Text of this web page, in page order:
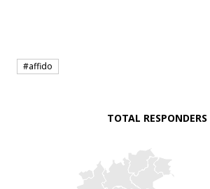
#affido
TOTAL RESPONDERS